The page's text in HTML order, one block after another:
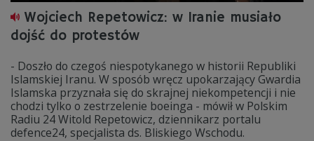
Wojciech Repetowicz: w Iranie musiało
dojść do protestów
- Doszło do czegoś niespotykanego w historii Republiki
Islamskiej Iranu. W sposób wręcz upokarzający Gwardia
Islamska przyznała się do skrajnej niekompetencji i nie
chodzi tylko o zestrzelenie boeinga - mówił w Polskim
Radiu 24 Witold Repetowicz, dziennikarz portalu
defence24, specjalista ds. Bliskiego Wschodu.